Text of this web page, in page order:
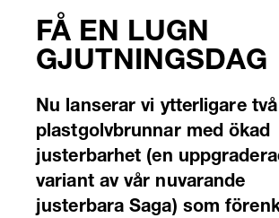
FÅ EN LUGN
GJUTNINGSDAG
Nu lanserar vi ytterligare
plastgolvbrunnar med ökad
justerbarhet (en
variant av vår nuvarande
justerbara Saga) som